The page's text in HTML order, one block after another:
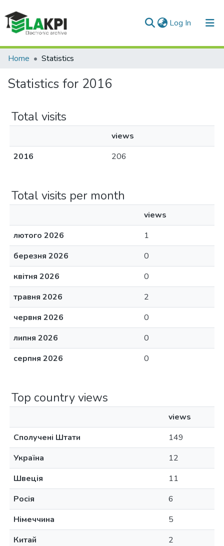
Log In (current)
Communities & Collections
All of DSpace
Home Statistics
Statistics for 2016
Total visits
views
2016
206
Total visits per month
views
лютого 2026
1
березня 2026
0
квітня 2026
0
травня 2026
2
червня 2026
0
липня 2026
0
серпня 2026
0
Top country views
views
Сполучені Штати
149
Україна
12
Швеція
11
Росія
6
Німеччина
5
Китай
2